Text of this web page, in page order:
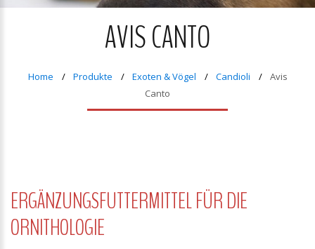
AVIS CANTO
Home Produkte Exoten & Vögel Candioli
Avis
Canto
ERGÄNZUNGSFUTTERMITTEL FÜR DIE
ORNITHOLOGIE